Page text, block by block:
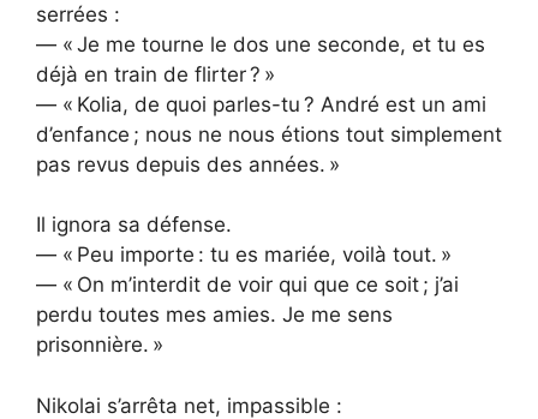
serrées :
— « Je me tourne le dos une seconde, et tu es
déjà en train de flirter ? »
— « Kolia, de quoi parles-tu ? André est un ami
d’enfance ; nous ne nous étions tout simplement
pas revus depuis des années. »
Il ignora sa défense.
— « Peu importe : tu es mariée, voilà tout. »
— « On m’interdit de voir qui que ce soit ; j’ai
perdu toutes mes amies. Je me sens
prisonnière. »
Nikolai s’arrêta net, impassible :